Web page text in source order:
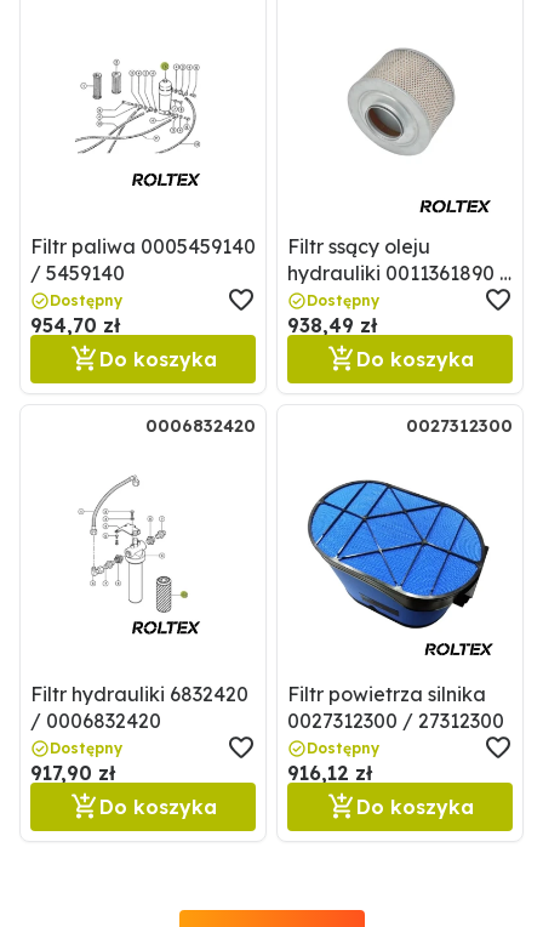
Filtr paliwa 0005459140
/ 5459140
Dostępny
954,70 zł
Do koszyka
Filtr ssący oleju
hydrauliki 0011361890 /
11361890
Dostępny
938,49 zł
Do koszyka
0006832420
Filtr hydrauliki 6832420
/ 0006832420
Dostępny
917,90 zł
Do koszyka
0027312300
Filtr powietrza silnika
0027312300 / 27312300
Dostępny
916,12 zł
Do koszyka